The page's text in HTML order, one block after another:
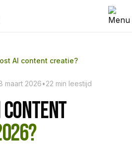
AI content creatie?
maart 2026•22 min leestijd